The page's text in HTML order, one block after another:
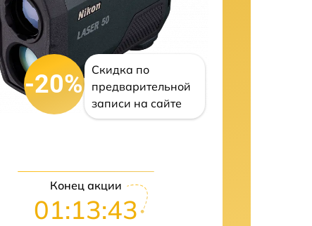
-20%
Скидка по
предварительной
записи на сайте
Конец акции
01:13:42